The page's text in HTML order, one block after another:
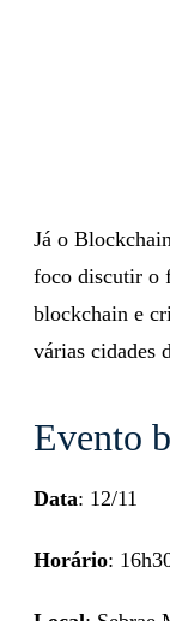
Já o
foco discutir o
blockchain e
várias cidades
Evento
Data: 12/11
Horário: